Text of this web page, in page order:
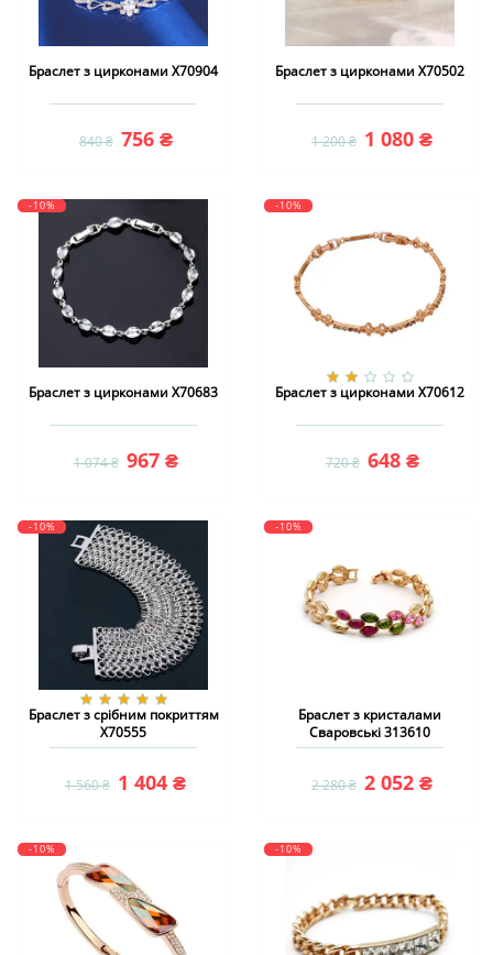
Браслет з цирконами X70904
840 ₴ 756 ₴
Браслет з цирконами X70502
1 200 ₴ 1 080 ₴
-10%
Браслет з цирконами X70683
1 074 ₴ 967 ₴
-10%
Браслет з цирконами X70612
720 ₴ 648 ₴
-10%
Браслет з срібним покриттям
X70555
1 560 ₴ 1 404 ₴
-10%
Браслет з кристалами
Сваровські 313610
2 280 ₴ 2 052 ₴
-10% -10%